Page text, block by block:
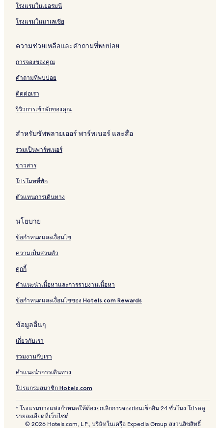
โรงแรมในเยอรมนี
โรงแรมในมาเลเซีย
ความช่วยเหลือและคำถามที่พบบ่อย
การจองของคุณ
คำถามที่พบบ่อย
ติดต่อเรา
รีวิวการเข้าพักของคุณ
สำหรับซัพพลายเออร์ พาร์ทเนอร์ และสื่อ
ร่วมเป็นพาร์ทเนอร์
ข่าวสาร
โปรโมทที่พัก
ตัวแทนการเดินทาง
นโยบาย
ข้อกำหนดและเงื่อนไข
ความเป็นส่วนตัว
คุกกี้
คำแนะนำเนื้อหาและการรายงานเนื้อหา
ข้อกำหนดและเงื่อนไขของ Hotels.com Rewards
ข้อมูลอื่นๆ
เกี่ยวกับเรา
ร่วมงานกับเรา
คำแนะนำการเดินทาง
โปรแกรมสมาชิก Hotels.com
* โรงแรมบางแห่งกำหนดให้ต้องยกเลิกการจองก่อนเช็กอิน 24 ชั่วโมง โปรดดู
รายละเอียดที่เว็บไซต์
© 2026 Hotels.com, L.P., บริษัทในเครือ Expedia Group สงวนลิขสิทธิ์